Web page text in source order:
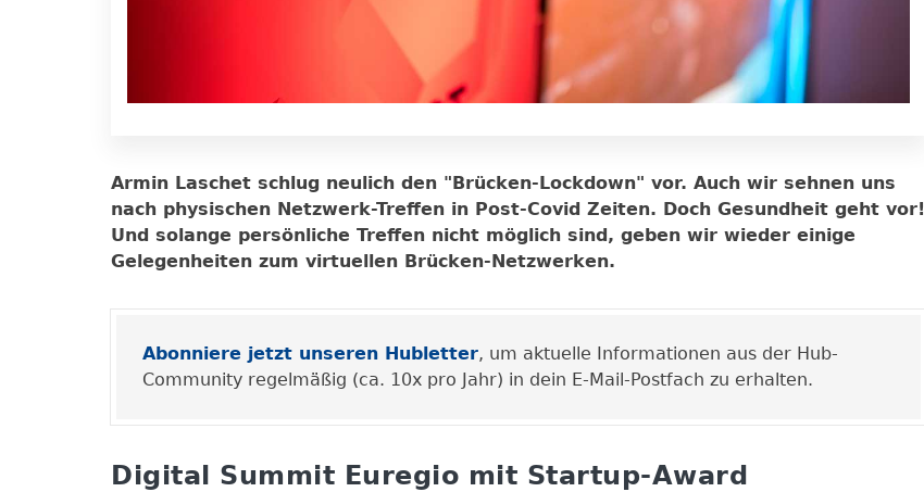
Armin Laschet schlug neulich den "Brücken-Lockdown" vor. Auch wir sehnen uns
nach physischen Netzwerk-Treffen in Post-Covid Zeiten. Doch Gesundheit geht vor!
Und solange persönliche Treffen nicht möglich sind, geben wir wieder einige
Gelegenheiten zum virtuellen Brücken-Netzwerken.
Abonniere jetzt unseren Hubletter, um aktuelle Informationen aus der Hub-
Community regelmäßig (ca. 10x pro Jahr) in dein E-Mail-Postfach zu erhalten.
Digital Summit Euregio mit Startup-Award